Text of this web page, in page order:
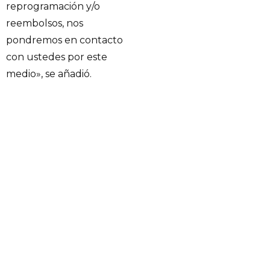
reprogramación y/o
reembolsos, nos
pondremos en contacto
con ustedes por este
medio», se añadió.